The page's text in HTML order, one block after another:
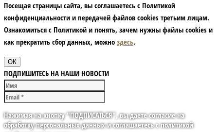
Посещая страницы сайта, вы соглашаетесь с Политикой
конфиденциальности и передачей файлов cookies третьим лицам.
Ознакомиться с Политикой и понять, зачем нужны файлы сookies и
как прекратить сбор данных, можно здесь.
ОК
ПОДПИШИТЕСЬ НА НАШИ НОВОСТИ
Нажимая на кнопку "ПОДПИСАТЬСЯ", вы даете согласие на
обработку персональных данных и соглашаетесь с политикой